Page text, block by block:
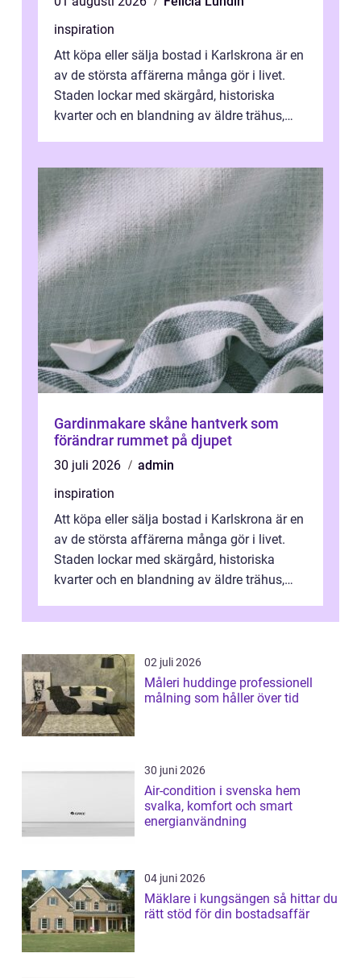
inspiration
Att köpa eller sälja bostad i Karlskrona är en
av de största affärerna många gör i livet.
Staden lockar med skärgård, historiska
kvarter och en blandning av äldre trähus,
Gardinmakare skåne hantverk som
förändrar rummet på djupet
30 juli 2026
admin
inspiration
Att köpa eller sälja bostad i Karlskrona är en
av de största affärerna många gör i livet.
Staden lockar med skärgård, historiska
kvarter och en blandning av äldre trähus,
02 juli 2026
Måleri huddinge professionell
målning som håller över tid
30 juni 2026
Air-condition i svenska hem
svalka, komfort och smart
energianvändning
04 juni 2026
Mäklare i kungsängen så hittar du
rätt stöd för din bostadsaffär